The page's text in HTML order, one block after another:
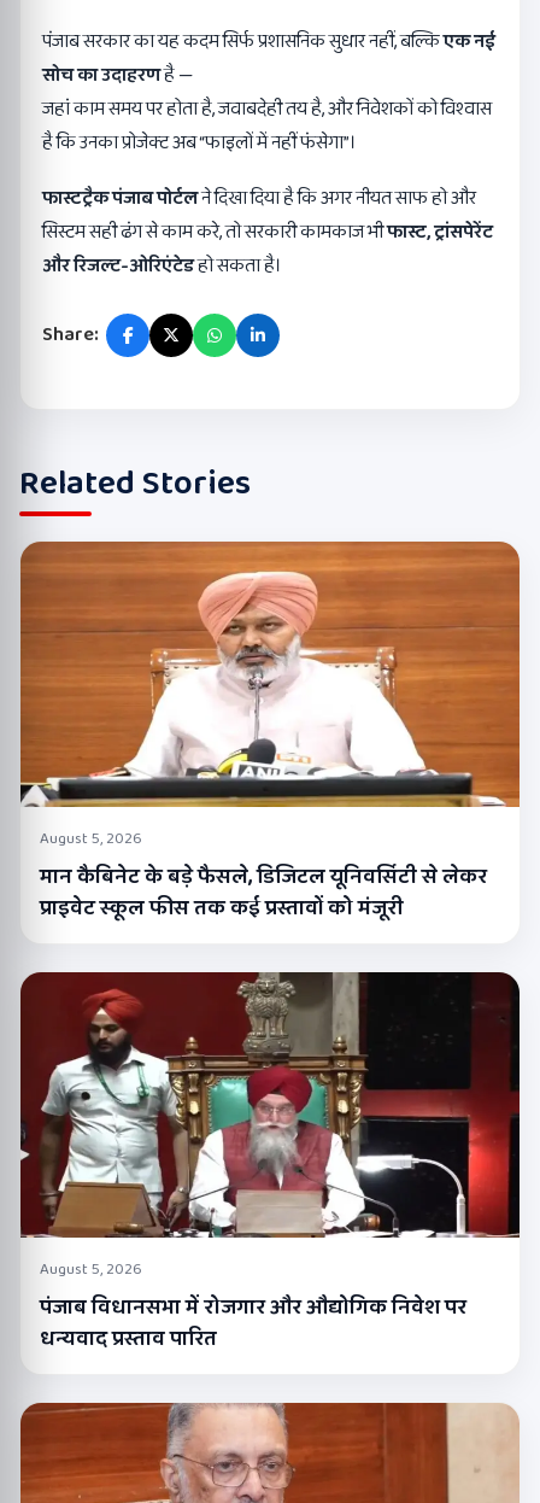
पंजाब सरकार का यह कदम सिर्फ प्रशासनिक सुधार नहीं, बल्किएक नई
सोच का उदाहरणहै —
जहां काम समय पर होता है, जवाबदेही तय है, और निवेशकों को विश्वास
है कि उनका प्रोजेक्ट अब “फाइलों में नहीं फंसेगा”।
फास्टट्रैक पंजाब पोर्टलने दिखा दिया है कि अगर नीयत साफ हो और
सिस्टम सही ढंग से काम करे, तो सरकारी कामकाज भीफास्ट,ट्रांसपेरेंट
और रिजल्ट-ओरिएंटेडहो सकता है।
Share:
Related Stories
August 5, 2026
मान कैबिनेट के बड़े फैसले, डिजिटल यूनिवर्सिटी से लेकर
प्राइवेट स्कूल फीस तक कई प्रस्तावों को मंजूरी
August 5, 2026
पंजाब विधानसभा में रोजगार और औद्योगिक निवेश पर
धन्यवाद प्रस्ताव पारित